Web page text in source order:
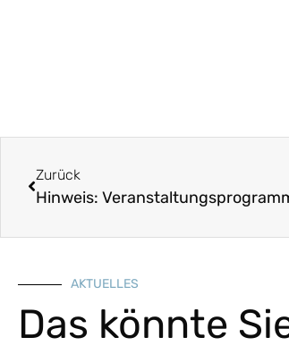
Zurück
Hinweis:
AKTUELLES
Das könnte